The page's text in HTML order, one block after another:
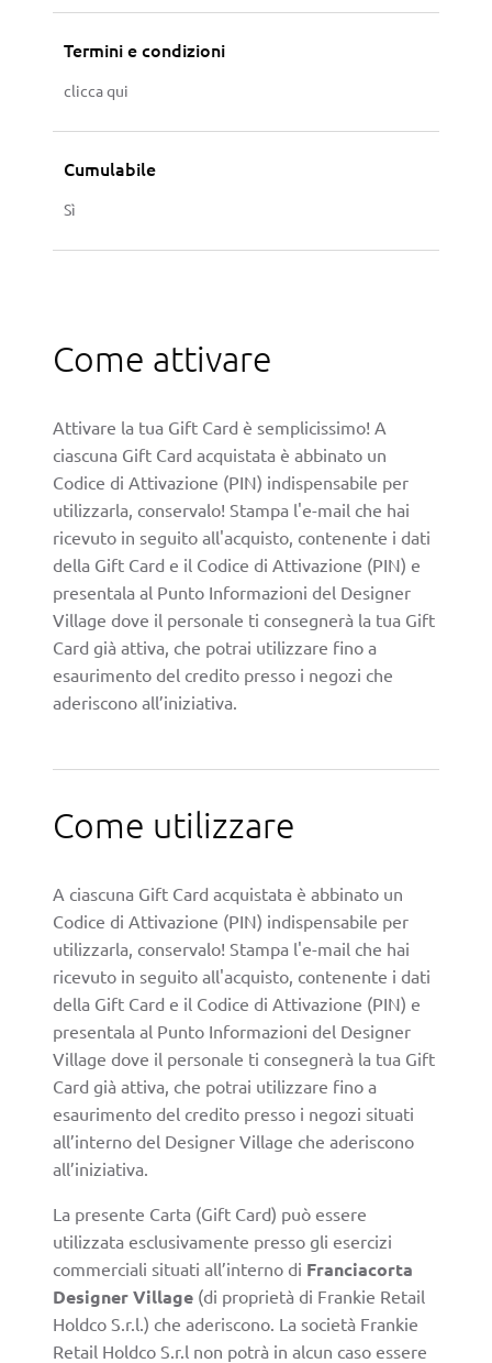
Termini e condizioni
clicca qui
Cumulabile
Sì
Come attivare
Attivare la tua Gift Card è semplicissimo! A
ciascuna Gift Card acquistata è abbinato un
Codice di Attivazione (PIN) indispensabile per
utilizzarla, conservalo! Stampa l'e-mail che hai
ricevuto in seguito all'acquisto, contenente i dati
della Gift Card e il Codice di Attivazione (PIN) e
presentala al Punto Informazioni del Designer
Village dove il personale ti consegnerà la tua Gift
Card già attiva, che potrai utilizzare fino a
esaurimento del credito presso i negozi che
aderiscono all’iniziativa.
Come utilizzare
A ciascuna Gift Card acquistata è abbinato un
Codice di Attivazione (PIN) indispensabile per
utilizzarla, conservalo! Stampa l'e-mail che hai
ricevuto in seguito all'acquisto, contenente i dati
della Gift Card e il Codice di Attivazione (PIN) e
presentala al Punto Informazioni del Designer
Village dove il personale ti consegnerà la tua Gift
Card già attiva, che potrai utilizzare fino a
esaurimento del credito presso i negozi situati
all’interno del Designer Village che aderiscono
all’iniziativa.
La presente Carta (Gift Card) può essere
utilizzata esclusivamente presso gli esercizi
commerciali situati all’interno di Franciacorta
Designer Village (di proprietà di Frankie Retail
Holdco S.r.l.) che aderiscono. La società Frankie
Retail Holdco S.r.l non potrà in alcun caso essere